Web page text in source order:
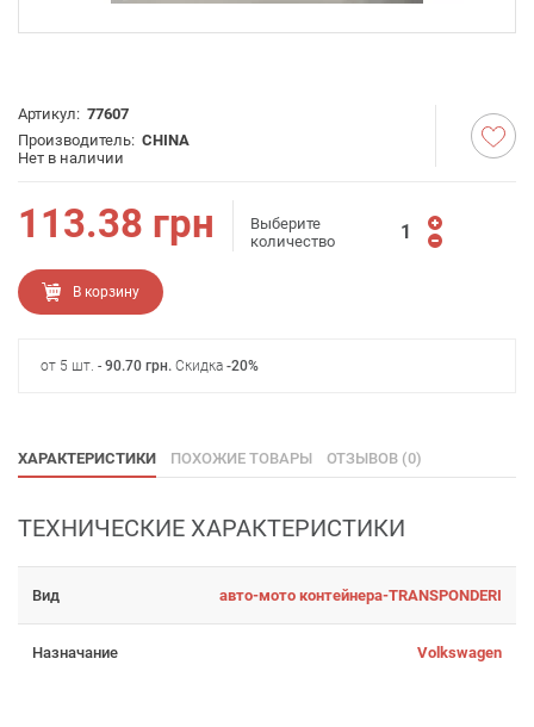
Артикул: 77607
Производитель: CHINA
Нет в наличии
113.38 грн
Выберите
количество
В корзину
от 5 шт. - 90.70 грн. Скидка -20%
ХАРАКТЕРИСТИКИ ПОХОЖИЕ ТОВАРЫ ОТЗЫВОВ (0)
ТЕХНИЧЕСКИЕ ХАРАКТЕРИСТИКИ
Вид авто-мото контейнера-TRANSPONDERI
Назначание Volkswagen